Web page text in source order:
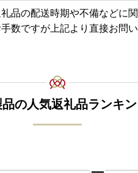
2019年に放送されたTBS系日曜
話（2019年11月10日放送）から、
「グランメゾン東京」に認められ
※「グランメゾン東京」・・・ 主
品の配送時期や不備などに
数ですが上記より直接お問
品の人気返礼品ランキ